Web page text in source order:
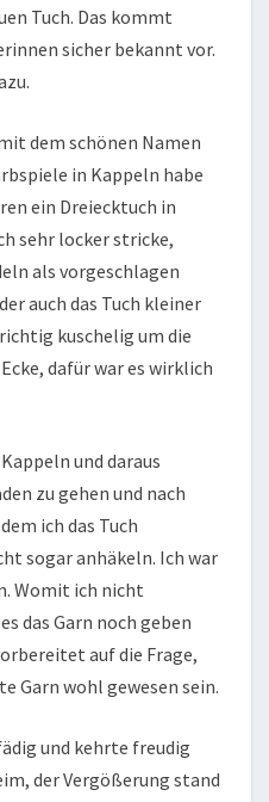
Tuch. Das kommt
sicher bekannt vor.
dem schönen Namen
in Kappeln habe
ein Dreiecktuch in
sehr locker stricke,
als vorgeschlagen
auch das Tuch kleiner
kuschelig um die
dafür war es wirklich
und daraus
zu gehen und nach
ich das Tuch
sogar anhäkeln. Ich war
Womit ich nicht
das Garn noch geben
auf die Frage,
Garn wohl gewesen sein.
und kehrte freudig
der Vergößerung stand